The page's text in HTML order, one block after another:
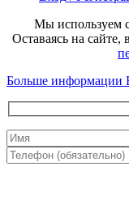
Мы используем
Оставаясь на сайте,
Больше информации